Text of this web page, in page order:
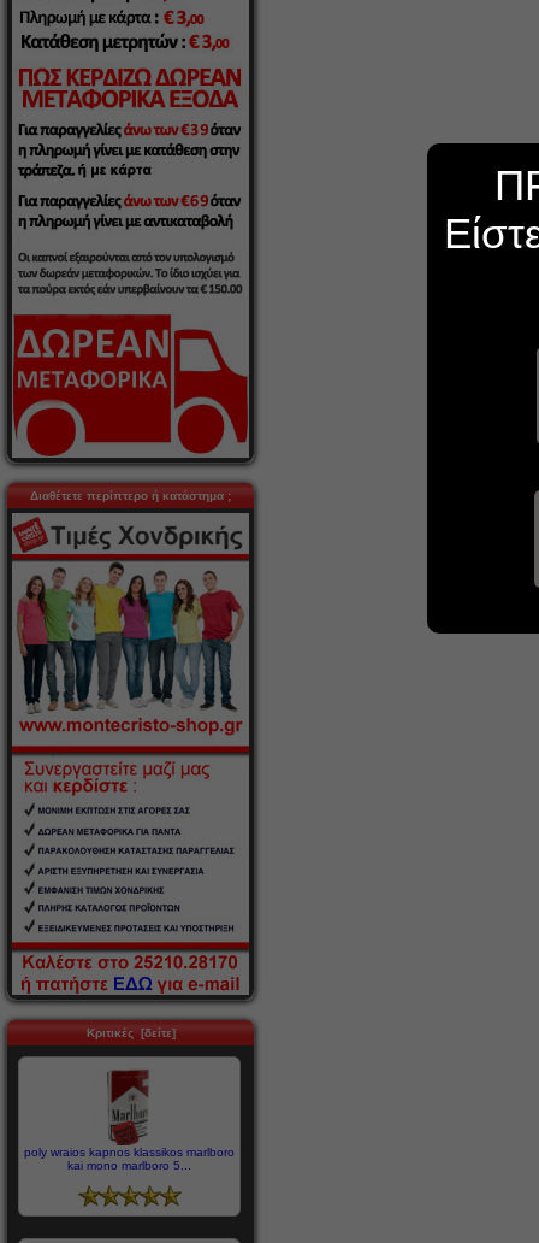
Διαθέτετε περίπτερο ή κατάστημα ;
Κριτικές [δείτε]
poly wraios kapnos klassikos marlboro
kai mono marlboro 5...